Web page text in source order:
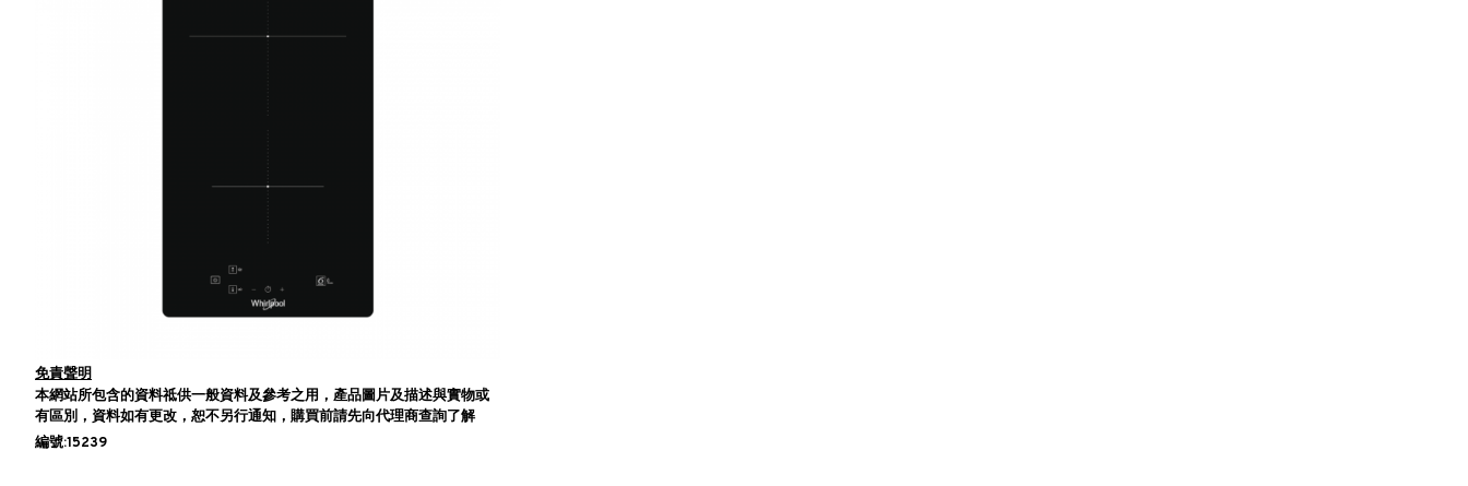
免責聲明
本網站所包含的資料祗供一般資料及參考之用，產品圖片及描述與實物或
有區別，資料如有更改，恕不另行通知，購買前請先向代理商查詢了解
編號:15239